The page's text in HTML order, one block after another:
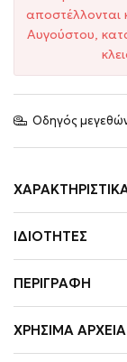
αποστέλλονται
Αυγούστου,
Οδηγός
ΙΔΙΌΤΗΤΕΣ
ΠΕΡΙΓΡΑΦΉ
ΧΡΉΣΙΜΑ ΑΡΧΕΊΑ